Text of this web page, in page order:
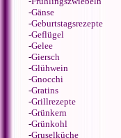
-Gänse
-Geburtstagsrezepte
-Geflügel
-Gelee
-Giersch
-Glühwein
-Gnocchi
-Gratins
-Grillrezepte
-Grünkern
-Grünkohl
-Gruselküche